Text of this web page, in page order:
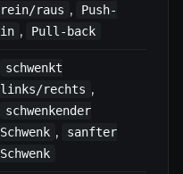
rein/raus ,
Push-
in , Pull-back
schwenkt
links/rechts ,
schwenkender
Schwenk ,
sanfter
Schwenk